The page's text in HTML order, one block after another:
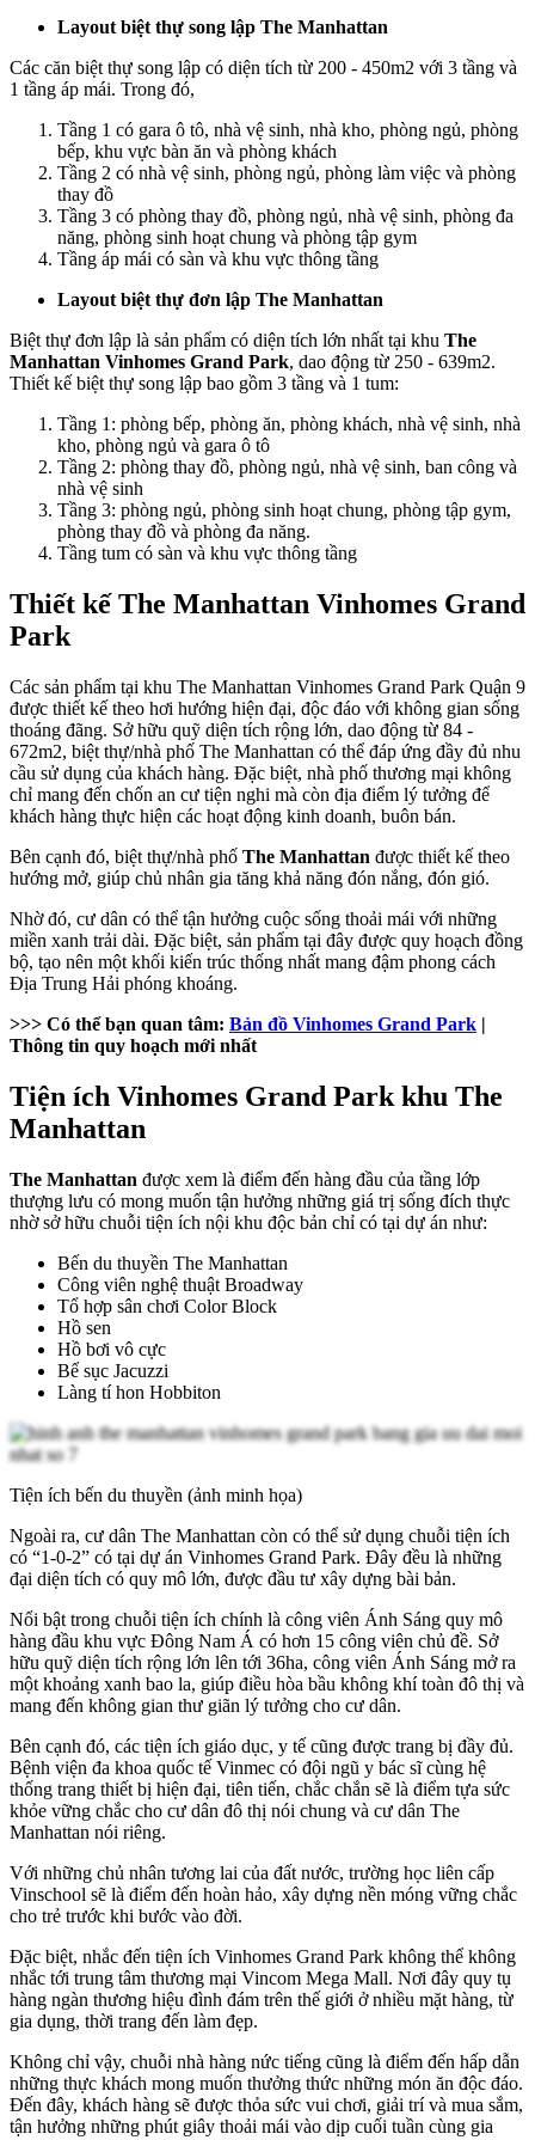
Layout biệt thự song lập The Manhattan
Các căn biệt thự song lập có diện tích từ 200 - 450m2 với 3 tầng và
1 tầng áp mái. Trong đó,
Tầng 1 có gara ô tô, nhà vệ sinh, nhà kho, phòng ngủ, phòng
bếp, khu vực bàn ăn và phòng khách
Tầng 2 có nhà vệ sinh, phòng ngủ, phòng làm việc và phòng
thay đồ
Tầng 3 có phòng thay đồ, phòng ngủ, nhà vệ sinh, phòng đa
năng, phòng sinh hoạt chung và phòng tập gym
Tầng áp mái có sàn và khu vực thông tầng
Layout biệt thự đơn lập The Manhattan
Biệt thự đơn lập là sản phẩm có diện tích lớn nhất tại khu The
Manhattan Vinhomes Grand Park, dao động từ 250 - 639m2.
Thiết kế biệt thự song lập bao gồm 3 tầng và 1 tum:
Tầng 1: phòng bếp, phòng ăn, phòng khách, nhà vệ sinh, nhà
kho, phòng ngủ và gara ô tô
Tầng 2: phòng thay đồ, phòng ngủ, nhà vệ sinh, ban công và
nhà vệ sinh
Tầng 3: phòng ngủ, phòng sinh hoạt chung, phòng tập gym,
phòng thay đồ và phòng đa năng.
Tầng tum có sàn và khu vực thông tầng
Thiết kế The Manhattan Vinhomes Grand
Park
Các sản phẩm tại khu The Manhattan Vinhomes Grand Park Quận 9
được thiết kế theo hơi hướng hiện đại, độc đáo với không gian sống
thoáng đãng. Sở hữu quỹ diện tích rộng lớn, dao động từ 84 -
672m2, biệt thự/nhà phố The Manhattan có thể đáp ứng đầy đủ nhu
cầu sử dụng của khách hàng. Đặc biệt, nhà phố thương mại không
chỉ mang đến chốn an cư tiện nghi mà còn địa điểm lý tưởng để
khách hàng thực hiện các hoạt động kinh doanh, buôn bán.
Bên cạnh đó, biệt thự/nhà phố The Manhattan được thiết kế theo
hướng mở, giúp chủ nhân gia tăng khả năng đón nắng, đón gió.
Nhờ đó, cư dân có thể tận hưởng cuộc sống thoải mái với những
miền xanh trải dài. Đặc biệt, sản phẩm tại đây được quy hoạch đồng
bộ, tạo nên một khối kiến trúc thống nhất mang đậm phong cách
Địa Trung Hải phóng khoáng.
>>> Có thể bạn quan tâm: Bản đồ Vinhomes Grand Park |
Thông tin quy hoạch mới nhất
Tiện ích Vinhomes Grand Park khu The
Manhattan
The Manhattan được xem là điểm đến hàng đầu của tầng lớp
thượng lưu có mong muốn tận hưởng những giá trị sống đích thực
nhờ sở hữu chuỗi tiện ích nội khu độc bản chỉ có tại dự án như:
Bến du thuyền The Manhattan
Công viên nghệ thuật Broadway
Tổ hợp sân chơi Color Block
Hồ sen
Hồ bơi vô cực
Bể sục Jacuzzi
Làng tí hon Hobbiton
Tiện ích bến du thuyền (ảnh minh họa)
Ngoài ra, cư dân The Manhattan còn có thể sử dụng chuỗi tiện ích
có “1-0-2” có tại dự án Vinhomes Grand Park. Đây đều là những
đại diện tích có quy mô lớn, được đầu tư xây dựng bài bản.
Nổi bật trong chuỗi tiện ích chính là công viên Ánh Sáng quy mô
hàng đầu khu vực Đông Nam Á có hơn 15 công viên chủ đề. Sở
hữu quỹ diện tích rộng lớn lên tới 36ha, công viên Ánh Sáng mở ra
một khoảng xanh bao la, giúp điều hòa bầu không khí toàn đô thị và
mang đến không gian thư giãn lý tưởng cho cư dân.
Bên cạnh đó, các tiện ích giáo dục, y tế cũng được trang bị đầy đủ.
Bệnh viện đa khoa quốc tế Vinmec có đội ngũ y bác sĩ cùng hệ
thống trang thiết bị hiện đại, tiên tiến, chắc chắn sẽ là điểm tựa sức
khỏe vững chắc cho cư dân đô thị nói chung và cư dân The
Manhattan nói riêng.
Với những chủ nhân tương lai của đất nước, trường học liên cấp
Vinschool sẽ là điểm đến hoàn hảo, xây dựng nền móng vững chắc
cho trẻ trước khi bước vào đời.
Đặc biệt, nhắc đến tiện ích Vinhomes Grand Park không thể không
nhắc tới trung tâm thương mại Vincom Mega Mall. Nơi đây quy tụ
hàng ngàn thương hiệu đình đám trên thế giới ở nhiều mặt hàng, từ
gia dụng, thời trang đến làm đẹp.
Không chỉ vậy, chuỗi nhà hàng nức tiếng cũng là điểm đến hấp dẫn
những thực khách mong muốn thưởng thức những món ăn độc đáo.
Đến đây, khách hàng sẽ được thỏa sức vui chơi, giải trí và mua sắm,
tận hưởng những phút giây thoải mái vào dịp cuối tuần cùng gia